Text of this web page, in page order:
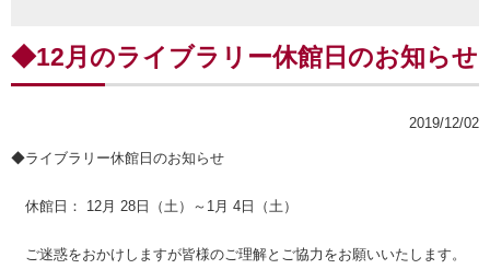
◆12月のライブラリー休館日のお知らせ
2019/12/02
◆ライブラリー休館日のお知らせ
休館日： 12月 28日（土）～1月 4日（土）
ご迷惑をおかけしますが皆様のご理解とご協力をお願いいたします。